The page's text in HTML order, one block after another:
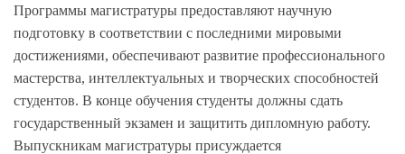
Программы магистратуры предоставляют научную
подготовку в соответствии с последними мировыми
достижениями, обеспечивают развитие профессионального
мастерства, интеллектуальных и творческих способностей
студентов. В конце обучения студенты должны сдать
государственный экзамен и защитить дипломную работу.
Выпускникам магистратуры присуждается